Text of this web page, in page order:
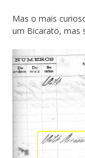
Mas o mais
um Bicarato, mas